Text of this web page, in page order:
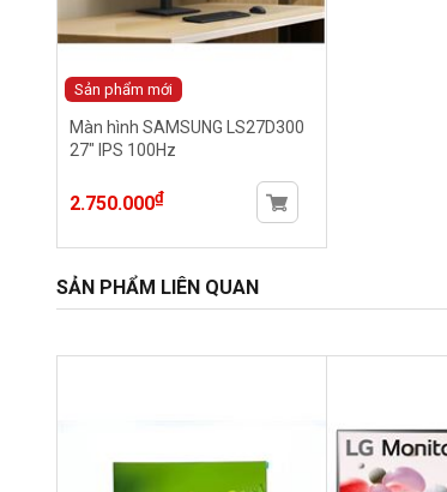
Sản phẩm mới
Màn hình SAMSUNG LS27D300
27" IPS 100Hz
2.750.000₫
SẢN PHẨM LIÊN QUAN